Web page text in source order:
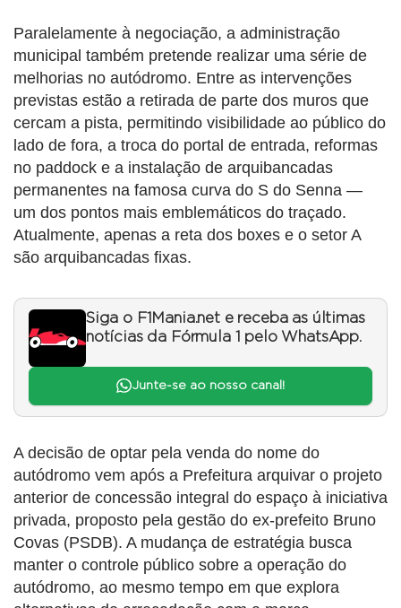
Paralelamente à negociação, a administração
municipal também pretende realizar uma série de
melhorias no autódromo. Entre as intervenções
previstas estão a retirada de parte dos muros que
cercam a pista, permitindo visibilidade ao público do
lado de fora, a troca do portal de entrada, reformas
no paddock e a instalação de arquibancadas
permanentes na famosa curva do S do Senna —
um dos pontos mais emblemáticos do traçado.
Atualmente, apenas a reta dos boxes e o setor A
são arquibancadas fixas.
Siga o F1Mania.net e receba as últimas
notícias da Fórmula 1 pelo WhatsApp.
Junte-se ao nosso canal!
A decisão de optar pela venda do nome do
autódromo vem após a Prefeitura arquivar o projeto
anterior de concessão integral do espaço à iniciativa
privada, proposto pela gestão do ex-prefeito Bruno
Covas (PSDB). A mudança de estratégia busca
manter o controle público sobre a operação do
autódromo, ao mesmo tempo em que explora